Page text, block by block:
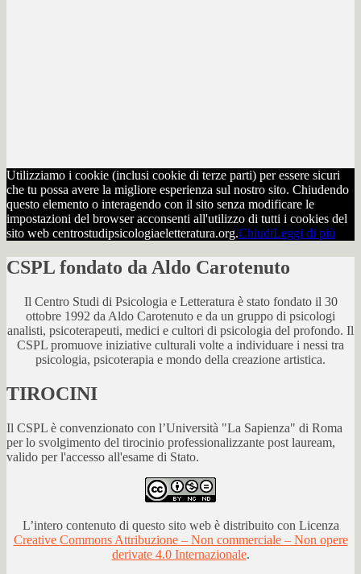
Utilizziamo i cookie (inclusi cookie di terze parti) per essere sicuri
che tu possa avere la migliore esperienza sul nostro sito. Chiudendo
questo elemento o interagendo con il sito senza modificare le
impostazioni del browser acconsenti all'utilizzo di tutti i cookies del
sito web centrostudipsicologiaeletteratura.org.ChiudiLeggi di più
CSPL fondato da Aldo Carotenuto
Il Centro Studi di Psicologia e Letteratura è stato fondato il 30
ottobre 1992 da Aldo Carotenuto e da un gruppo di psicologi
analisti, psicoterapeuti, medici e cultori di psicologia del profondo. Il
CSPL promuove iniziative culturali volte a individuare i nessi tra
psicologia, psicoterapia e mondo della creazione artistica.
TIROCINI
Il CSPL è convenzionato con l’Università "La Sapienza" di Roma
per lo svolgimento del tirocinio professionalizzante post lauream,
valido per l'accesso all'esame di Stato.
L’intero contenuto di questo sito web è distribuito con Licenza
Creative Commons Attribuzione – Non commerciale – Non opere
derivate 4.0 Internazionale.